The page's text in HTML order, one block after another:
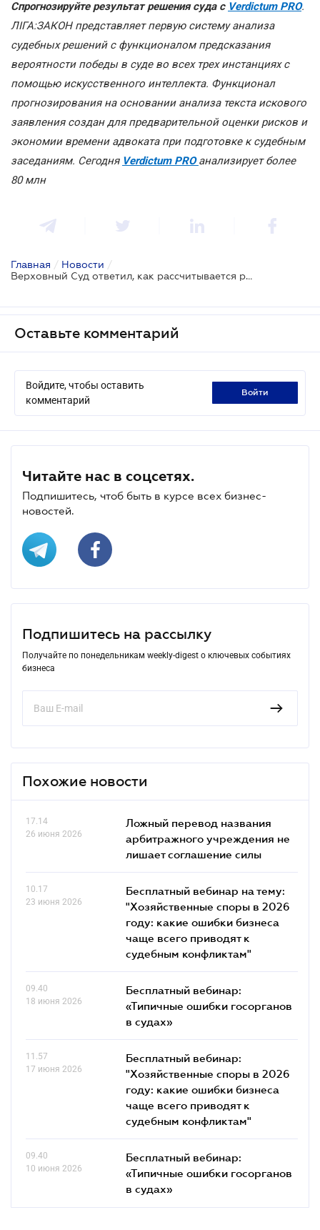
Спрогнозируйте результат решения суда с Verdictum PRO.
ЛІГА:ЗАКОН представляет первую систему анализа
судебных решений с функционалом предсказания
вероятности победы в суде во всех трех инстанциях с
помощью искусственного интеллекта. Функционал
прогнозирования на основании анализа текста искового
заявления создан для предварительной оценки рисков и
экономии времени адвоката при подготовке к судебным
заседаниям. Сегодня Verdictum PROанализирует более
80 млн
Главная / Новости /
Верховный Суд ответил, как рассчитывается размер улучшения арендованного имущества
Оставьте комментарий
Войдите, чтобы оставить
комментарий
войти
Читайте нас в соцсетях.
Подпишитесь, чтоб быть в курсе всех бизнес-
новостей.
Подпишитесь на рассылку
Получайте по понедельникам weekly-digest о ключевых событиях
бизнеса
Похожие новости
17.14
26 июня 2026
Ложный перевод названия
арбитражного учреждения не
лишает соглашение силы
10.17
23 июня 2026
Бесплатный вебинар на тему:
"Хозяйственные споры в 2026
году: какие ошибки бизнеса
чаще всего приводят к
судебным конфликтам"
09.40
18 июня 2026
Бесплатный вебинар:
«Типичные ошибки госорганов
в судах»
11.57
17 июня 2026
Бесплатный вебинар:
"Хозяйственные споры в 2026
году: какие ошибки бизнеса
чаще всего приводят к
судебным конфликтам"
09.40
10 июня 2026
Бесплатный вебинар:
«Типичные ошибки госорганов
в судах»